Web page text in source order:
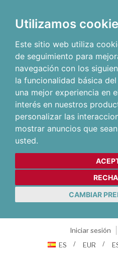
Utilizamos
Este sitio web utiliza
de seguimiento para
navegación con los
la funcionalidad básica
una mejor experiencia en
interés en nuestros
personalizar las
mostrar anuncios que
usted.
CAMBIAR
Iniciar sesión
ES
EUR